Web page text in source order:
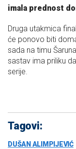
imala prednost
Druga utakmica
će ponovo biti
sada na timu
sastav ima priliku
serije.
Tagovi:
DUŠAN ALIMPIJEVIĆ